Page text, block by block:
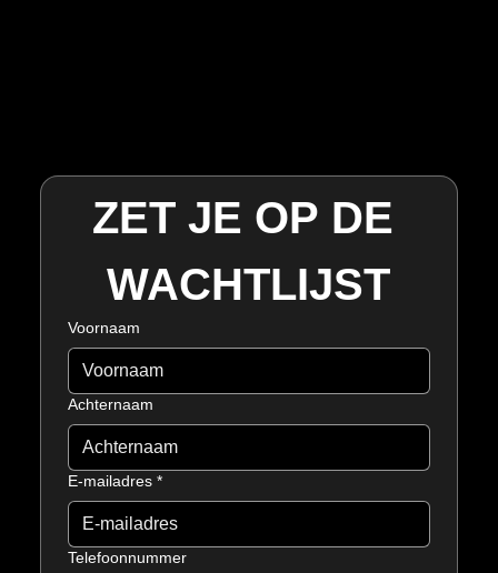
ZET JE OP DE
WACHTLIJST
Voornaam
Achternaam
E-mailadres *
Telefoonnummer